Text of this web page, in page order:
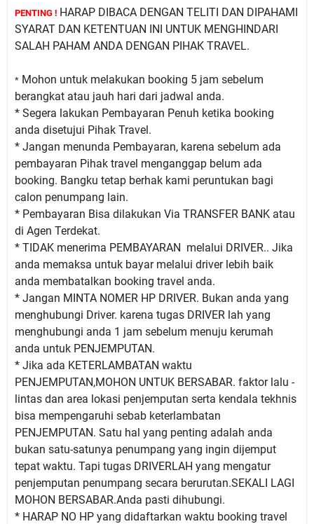
PENTING ! HARAP DIBACA DENGAN TELITI DAN DIPAHAMI
SYARAT DAN KETENTUAN INI UNTUK MENGHINDARI
SALAH PAHAM ANDA DENGAN PIHAK TRAVEL.
* Mohon untuk melakukan booking 5 jam sebelum
berangkat atau jauh hari dari jadwal anda.
* Segera lakukan Pembayaran Penuh ketika booking
anda disetujui Pihak Travel.
* Jangan menunda Pembayaran, karena sebelum ada
pembayaran Pihak travel menganggap belum ada
booking. Bangku tetap berhak kami peruntukan bagi
calon penumpang lain.
* Pembayaran Bisa dilakukan Via TRANSFER BANK atau
di Agen Terdekat.
* TIDAK menerima PEMBAYARAN melalui DRIVER.. Jika
anda memaksa untuk bayar melalui driver lebih baik
anda membatalkan booking travel anda.
* Jangan MINTA NOMER HP DRIVER. Bukan anda yang
menghubungi Driver. karena tugas DRIVER lah yang
menghubungi anda 1 jam sebelum menuju kerumah
anda untuk PENJEMPUTAN.
* Jika ada KETERLAMBATAN waktu
PENJEMPUTAN,MOHON UNTUK BERSABAR. faktor lalu -
lintas dan area lokasi penjemputan serta kendala tekhnis
bisa mempengaruhi sebab keterlambatan
PENJEMPUTAN. Satu hal yang penting adalah anda
bukan satu-satunya penumpang yang ingin dijemput
tepat waktu. Tapi tugas DRIVERLAH yang mengatur
penjemputan penumpang secara berurutan.SEKALI LAGI
MOHON BERSABAR.Anda pasti dihubungi.
* HARAP NO HP yang didaftarkan waktu booking travel